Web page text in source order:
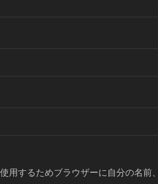
用するためブラウザーに自分の名前